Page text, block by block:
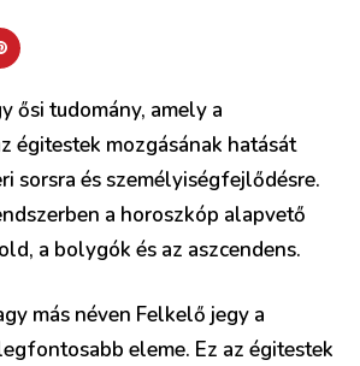
ősi tudomány, amely a
égitestek mozgásának hatását
sorsra és személyiségfejlődésre.
a horoszkóp alapvető
a bolygók és az aszcendens.
más néven Felkelő jegy a
eleme. Ez az égitestek